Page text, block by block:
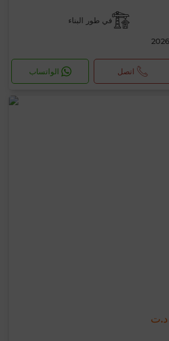
في طور البناء
اتصل الواتساب